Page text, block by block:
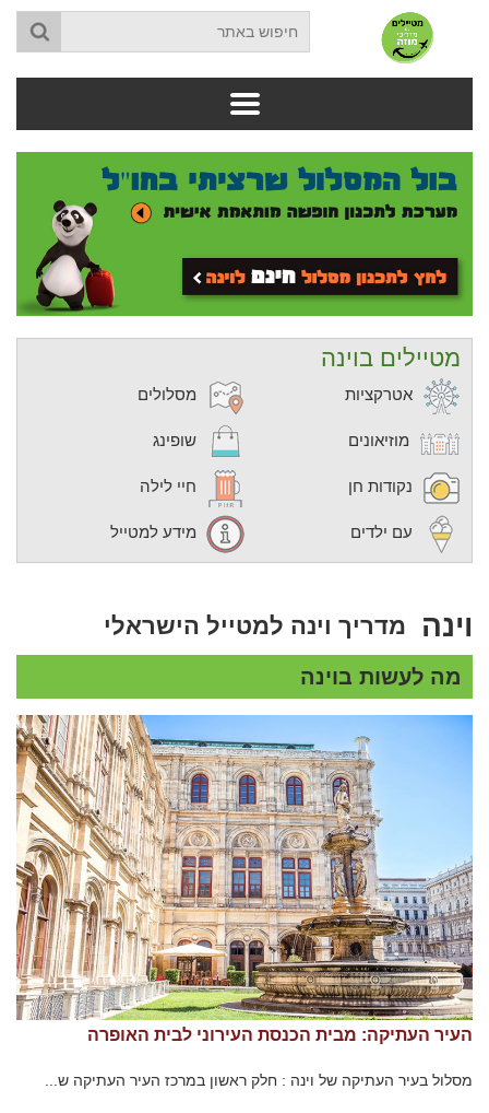
מטיילים בוינה
אטרקציות מסלולים
מוזיאונים שופינג
נקודות חן חיי לילה
עם ילדים מידע למטייל
וינה מדריך וינה למטייל הישראלי
מה לעשות בוינה
העיר העתיקה: מבית הכנסת העירוני לבית האופרה
מסלול בעיר העתיקה של וינה : חלק ראשון במרכז העיר העתיקה ש...